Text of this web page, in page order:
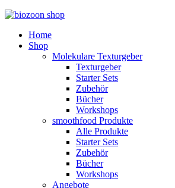
Home
Shop
Molekulare Texturgeber
Texturgeber
Starter Sets
Zubehör
Bücher
Workshops
smoothfood Produkte
Alle Produkte
Starter Sets
Zubehör
Bücher
Workshops
Angebote